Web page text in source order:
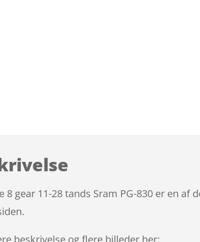
8 gear 11-28 tands Sram PG-830 er en